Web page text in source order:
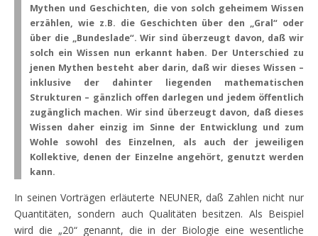
Mythen und Geschichten, die von solch geheimem Wissen
erzählen, wie z.B. die Geschichten über den „Gral“ oder
über die „Bundeslade“. Wir sind überzeugt davon, daß wir
solch ein Wissen nun erkannt haben. Der Unterschied zu
jenen Mythen besteht aber darin, daß wir dieses Wissen –
inklusive der dahinter liegenden mathematischen
Strukturen – gänzlich offen darlegen und jedem öffentlich
zugänglich machen. Wir sind überzeugt davon, daß dieses
Wissen daher einzig im Sinne der Entwicklung und zum
Wohle sowohl des Einzelnen, als auch der jeweiligen
Kollektive, denen der Einzelne angehört, genutzt werden
kann.
In seinen Vorträgen erläuterte NEUNER, daß Zahlen nicht nur
Quantitäten, sondern auch Qualitäten besitzen. Als Beispiel
wird die „20“ genannt, die in der Biologie eine wesentliche